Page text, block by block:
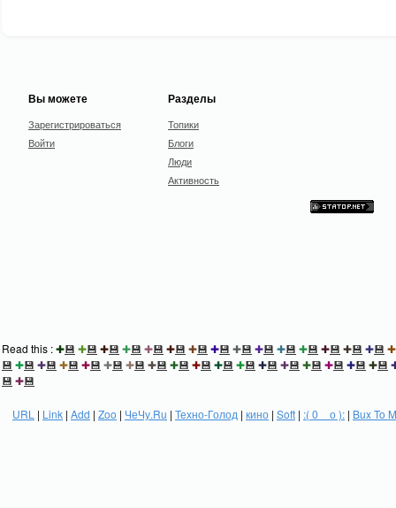
Вы можете
Зарегистрироваться
Войти
Разделы
Топики
Блоги
Люди
Активность
Read this :✚💾 ✚💾 ✚💾 ✚💾 ✚💾 ✚💾 ✚💾 ✚💾 ✚💾 ✚💾 ✚💾 ✚💾 ✚💾 ✚💾 ✚💾 ✚
💾 ✚💾 ✚💾 ✚💾 ✚💾 ✚💾 ✚💾 ✚💾 ✚💾 ✚💾 ✚💾 ✚💾 ✚💾 ✚💾 ✚💾 ✚💾 ✚💾 ✚💾
💾 ✚💾
URL | Link | Add | Zoo | ЧеЧу.Ru | Техно-Голод | кино | Soft | :( 0 _ о ): | Bux To